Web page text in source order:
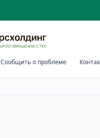
Сообщить о проблеме